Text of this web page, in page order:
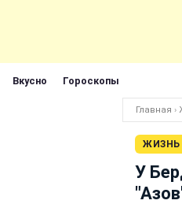
Вкусно Гороскопы
Главная ›
ЖИЗНЬ
У